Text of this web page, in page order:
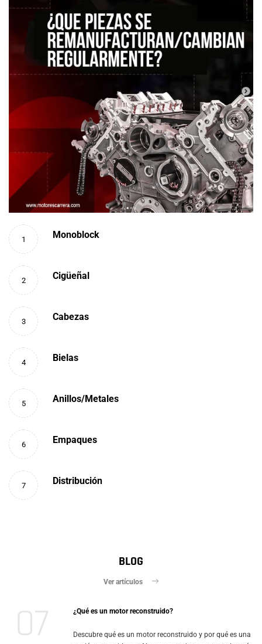
1 Monoblock
2 Cigüeñal
3 Cabezas
4 Bielas
5 Anillos/Metales
6 Empaques
7 Distribución
BLOG
Ver artículos
07 ¿Qué es un motor reconstruido?
Descubre qué es un motor reconstruido y por qué es una